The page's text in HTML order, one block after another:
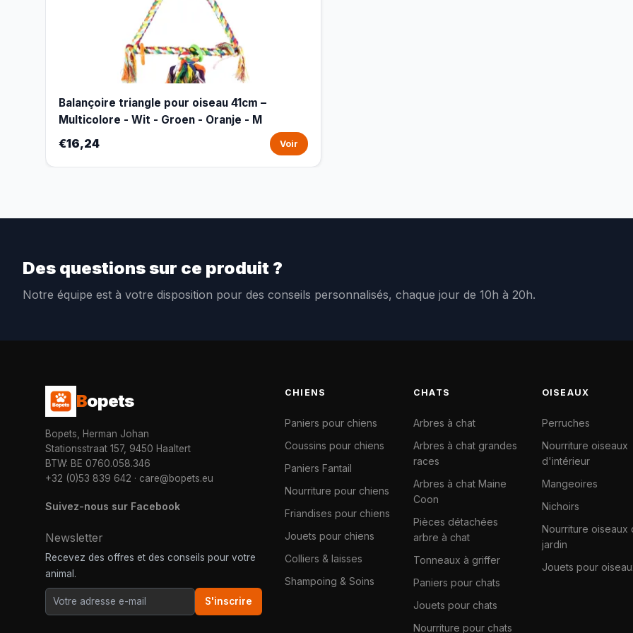
Balançoire triangle pour oiseau 41cm –
Multicolore - Wit - Groen - Oranje - M
€16,24 Voir
Des questions sur ce produit ?
Notre équipe est à votre disposition pour des conseils personnalisés, chaque jour de 10h à 20h.
Bopets
Bopets, Herman Johan
Stationsstraat 157, 9450 Haaltert
BTW: BE 0760.058.346
+32 (0)53 839 642 · care@bopets.eu
Suivez-nous sur Facebook
Newsletter
Recevez des offres et des conseils pour votre
animal.
S'inscrire
CHIENS
Paniers pour chiens
Coussins pour chiens
Paniers Fantail
Nourriture pour chiens
Friandises pour chiens
Jouets pour chiens
Colliers & laisses
Shampoing & Soins
CHATS
Arbres à chat
Arbres à chat grandes
races
Arbres à chat Maine
Coon
Pièces détachées
arbre à chat
Tonneaux à griffer
Paniers pour chats
Jouets pour chats
Nourriture pour chats
OISEAUX
Perruches
Nourriture oiseaux
d'intérieur
Mangeoires
Nichoirs
Nourriture oiseaux
jardin
Jouets pour